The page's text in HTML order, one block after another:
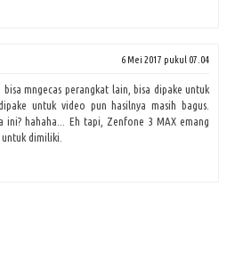
6 Mei 2017 pukul 07.04
mngecas perangkat lain, bisa dipake untuk
untuk video pun hasilnya masih bagus.
ini? hahaha... Eh tapi, Zenfone 3 MAX emang
dimiliki.